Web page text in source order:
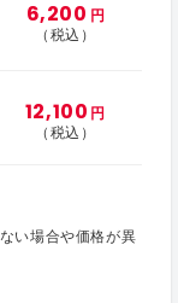
6,200 円
（税込）
12,100 円
（税込）
い場合や価格が異